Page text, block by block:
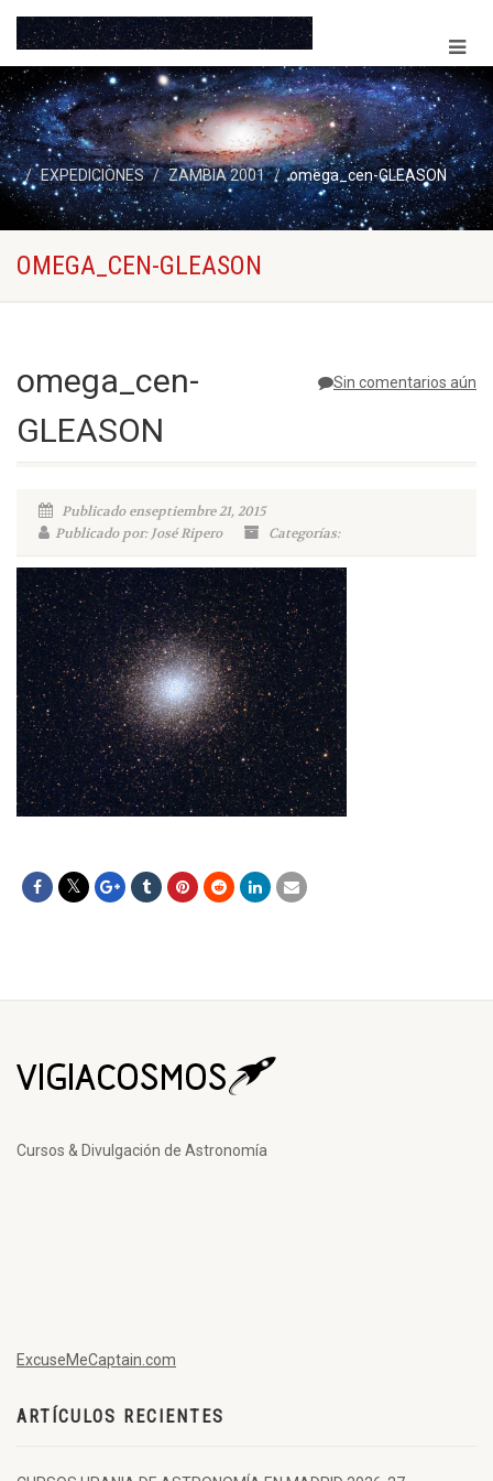
EXPEDICIONES ZAMBIA 2001 omega_cen-GLEASON
OMEGA_CEN-GLEASON
Sin comentarios aún
omega_cen-
GLEASON
Publicado enseptiembre 21, 2015
Publicado por: José Ripero
Categorías:
Cursos & Divulgación de Astronomía
ExcuseMeCaptain.com
ARTÍCULOS RECIENTES